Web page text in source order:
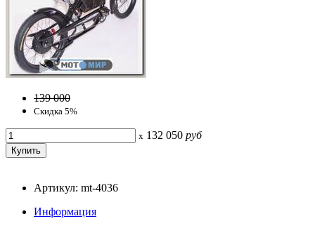
139 000
Скидка 5%
x 132 050 руб
Артикул: mt-4036
Информация